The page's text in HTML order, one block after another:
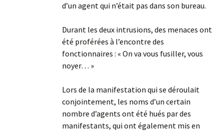
d’un agent qui n’était pas dans son bureau.
Durant les deux intrusions, des menaces ont
été proférées à l’encontre des
fonctionnaires : « On va vous fusiller, vous
noyer… »
Lors de la manifestation qui se déroulait
conjointement, les noms d’un certain
nombre d’agents ont été hués par des
manifestants, qui ont également mis en